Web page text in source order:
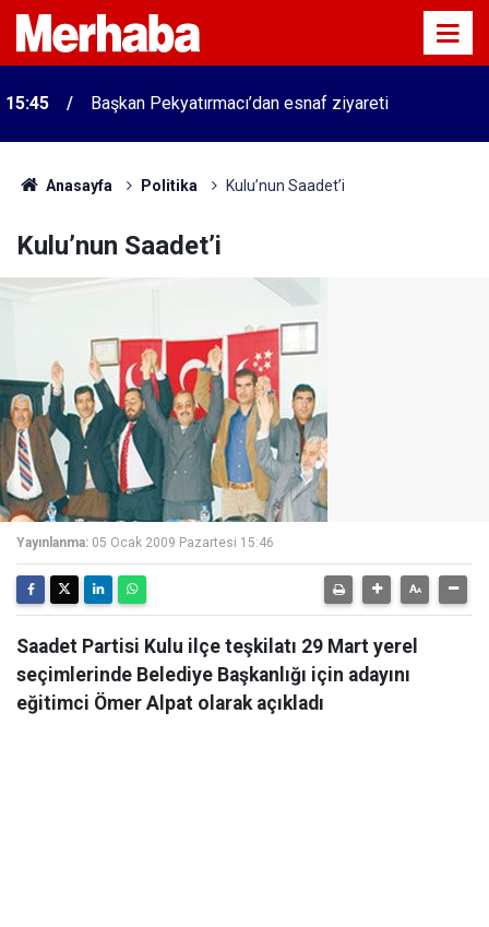
15:45 Başkan Pekyatırmacı’dan esnaf ziyareti
Anasayfa Politika Kulu’nun Saadet’i
Kulu’nun Saadet’i
Yayınlanma: 05 Ocak 2009 Pazartesi 15:46
Saadet Partisi Kulu ilçe teşkilatı 29 Mart yerel
seçimlerinde Belediye Başkanlığı için adayını
eğitimci Ömer Alpat olarak açıkladı